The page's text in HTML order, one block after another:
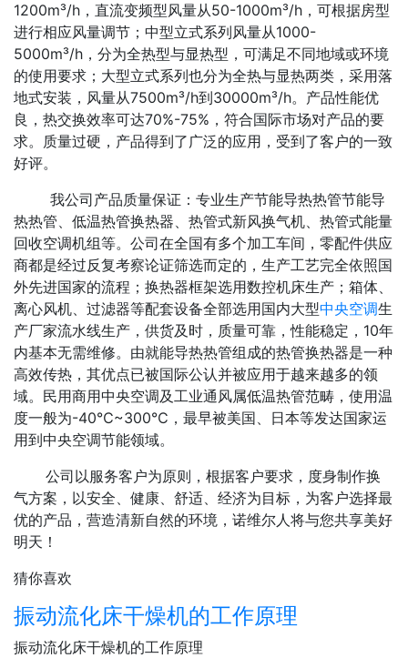
1200m³/h，直流变频型风量从50-1000m³/h，可根据房型
进行相应风量调节；中型立式系列风量从1000-
5000m³/h，分为全热型与显热型，可满足不同地域或环境
的使用要求；大型立式系列也分为全热与显热两类，采用落
地式安装，风量从7500m³/h到30000m³/h。产品性能优
良，热交换效率可达70%-75%，符合国际市场对产品的要
求。质量过硬，产品得到了广泛的应用，受到了客户的一致
好评。
我公司产品质量保证：专业生产节能导热热管节能导
热热管、低温热管换热器、热管式新风换气机、热管式能量
回收空调机组等。公司在全国有多个加工车间，零配件供应
商都是经过反复考察论证筛选而定的，生产工艺完全依照国
外先进国家的流程；换热器框架选用数控机床生产；箱体、
离心风机、过滤器等配套设备全部选用国内大型中央空调生
产厂家流水线生产，供货及时，质量可靠，性能稳定，10年
内基本无需维修。由就能导热热管组成的热管换热器是一种
高效传热，其优点已被国际公认并被应用于越来越多的领
域。民用商用中央空调及工业通风属低温热管范畴，使用温
度一般为-40℃~300℃，最早被美国、日本等发达国家运
用到中央空调节能领域。
公司以服务客户为原则，根据客户要求，度身制作换
气方案，以安全、健康、舒适、经济为目标，为客户选择最
优的产品，营造清新自然的环境，诺维尔人将与您共享美好
明天！
猜你喜欢
振动流化床干燥机的工作原理
振动流化床干燥机的工作原理